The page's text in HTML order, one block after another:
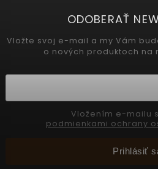
ODOBERAŤ
Vložte svoj e-mail a my Vám
o nových produktoch na
podmienkami ochrany
Prihlásiť